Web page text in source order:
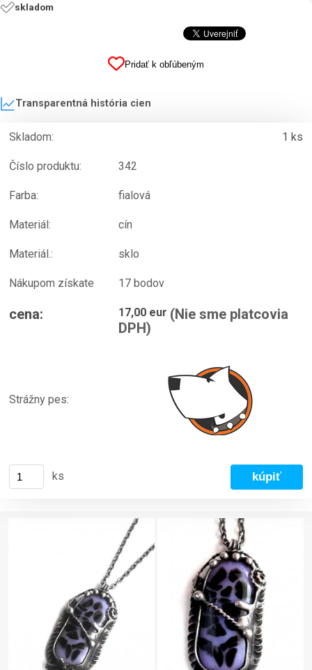
skladom
Pridať k obľúbeným
Transparentná história cien
Skladom: 1 ks
Číslo produktu: 342
Farba: fialová
Materiál: cín
Materiál.: sklo
Nákupom získate 17 bodov
cena: 17,00 eur (Nie sme platcovia
DPH)
Strážny pes:
ks